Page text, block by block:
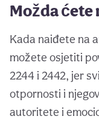
Možda ćete
Kada naiđete na
možete osjetiti
2244 i 2442, jer
otpornosti i
autoritete i